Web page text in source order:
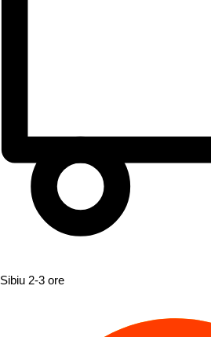
Sibiu 2-3 ore